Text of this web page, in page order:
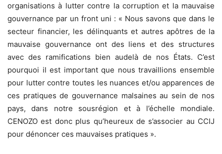
organisations à lutter contre la corruption et la mauvaise
gouvernance par un front uni : « Nous savons que dans le
secteur financier, les délinquants et autres apôtres de la
mauvaise gouvernance ont des liens et des structures
avec des ramifications bien au­delà de nos États. C’est
pourquoi il est important que nous travaillions ensemble
pour lutter contre toutes les nuances et/ou apparences de
ces pratiques de gouvernance malsaines au sein de nos
pays, dans notre sous­région et à l’échelle mondiale.
CENOZO est donc plus qu’heureux de s’associer au CCIJ
pour dénoncer ces mauvaises pratiques ».